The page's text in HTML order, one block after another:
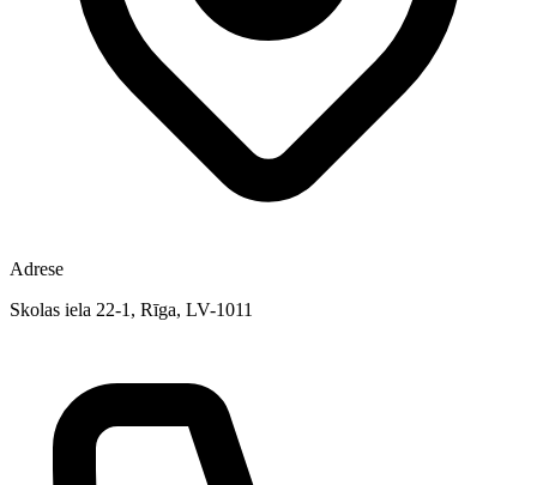
Adrese
Skolas iela 22-1, Rīga, LV-1011